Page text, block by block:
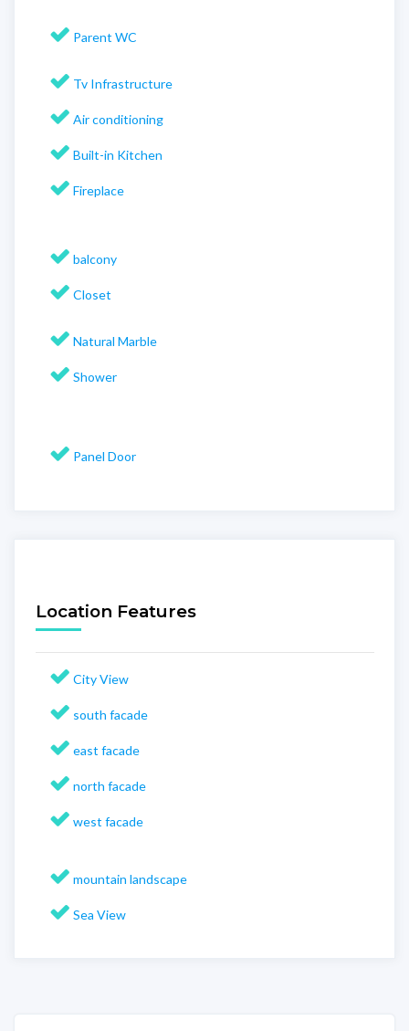
Parent WC
Tv Infrastructure
Air conditioning
Built-in Kitchen
Fireplace
balcony
Closet
Natural Marble
Shower
Panel Door
Location Features
City View
south facade
east facade
north facade
west facade
mountain landscape
Sea View